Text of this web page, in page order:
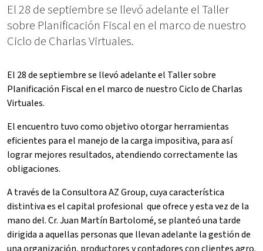
El 28 de septiembre se llevó adelante el Taller
sobre Planificación Fiscal en el marco de nuestro
Ciclo de Charlas Virtuales.
El 28 de septiembre se llevó adelante el Taller sobre
Planificación Fiscal en el marco de nuestro Ciclo de Charlas
Virtuales.
El encuentro tuvo como objetivo otorgar herramientas
eficientes para el manejo de la carga impositiva, para así
lograr mejores resultados, atendiendo correctamente las
obligaciones.
A través de la Consultora AZ Group, cuya característica
distintiva es el capital profesional que ofrece y esta vez de la
mano del. Cr. Juan Martín Bartolomé, se planteó una tarde
dirigida a aquellas personas que llevan adelante la gestión de